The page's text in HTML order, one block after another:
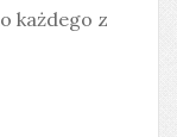
każdego z